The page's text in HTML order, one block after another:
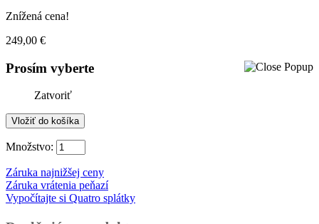
Znížená cena!
249,00 €
Prosím vyberte
Zatvoriť
Množstvo:
Záruka najnižšej ceny
Záruka vrátenia peňazí
Vypočítajte si Quatro splátky